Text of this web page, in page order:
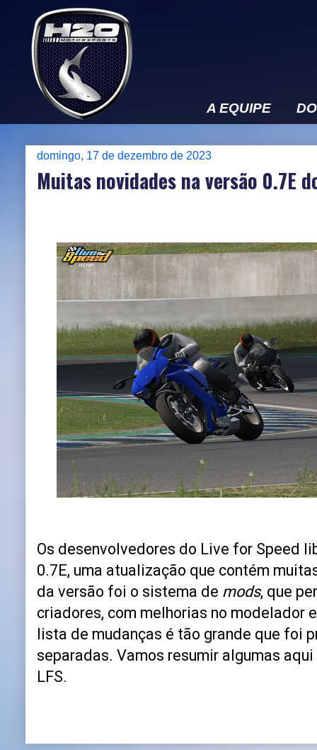
A EQUIPE
domingo, 17 de dezembro de 2023
Muitas novidades na versão 0.7E
Os desenvolvedores do Live for Speed
0.7E, uma atualização que contém
da versão foi o sistema de mods, que
criadores, com melhorias no modelador
lista de mudanças é tão grande que foi
separadas. Vamos resumir algumas
LFS.